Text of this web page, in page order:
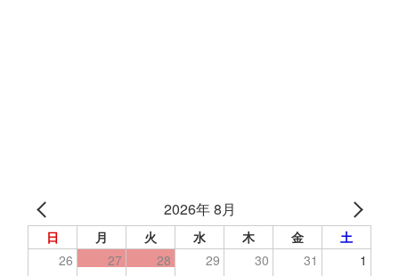
2026年 8月
日 月 火 水 木 金
土
26
27 28 29 30 31 1